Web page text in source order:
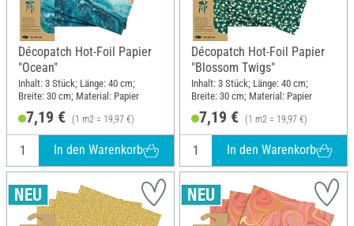
Décopatch Hot-Foil Papier
"Ocean"
Inhalt: 3 Stück; Länge: 40 cm;
Breite: 30 cm; Material: Papier
7,19 € (1 m2 = 19,97 €)
In den Warenkorb
Décopatch Hot-Foil Papier
"Blossom Twigs"
Inhalt: 3 Stück; Länge: 40 cm;
Breite: 30 cm; Material: Papier
7,19 € (1 m2 = 19,97 €)
In den Warenkorb